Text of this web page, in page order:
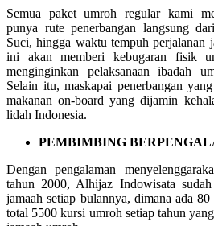
Semua paket umroh regular kami
punya rute penerbangan langsung
Suci, hingga waktu tempuh perjalanan
ini akan memberi kebugaran fisik
menginginkan pelaksanaan ibadah
Selain itu, maskapai penerbangan
makanan on-board yang dijamin
lidah Indonesia.
PEMBIMBING
Dengan pengalaman
tahun 2000, Alhijaz Indowisata sudah
jamaah setiap bulannya, dimana ada
total 5500 kursi umroh setiap tahun